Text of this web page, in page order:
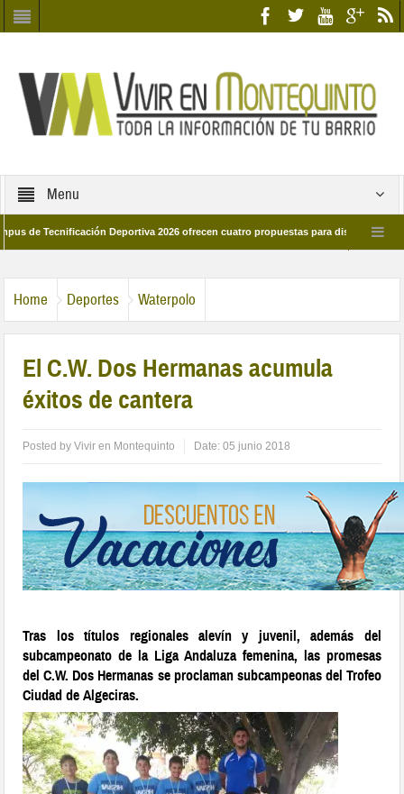
Menu
Tecnificación Deportiva 2026 ofrecen cuatro propuestas para disfrutar del deporte
Home Deportes Waterpolo
El C.W. Dos Hermanas acumula
éxitos de cantera
Posted byVivir en Montequinto Date:05 junio 2018
Tras los títulos regionales alevín y juvenil, además del
subcampeonato de la Liga Andaluza femenina, las promesas
del C.W. Dos Hermanas se proclaman subcampeonas del Trofeo
Ciudad de Algeciras.